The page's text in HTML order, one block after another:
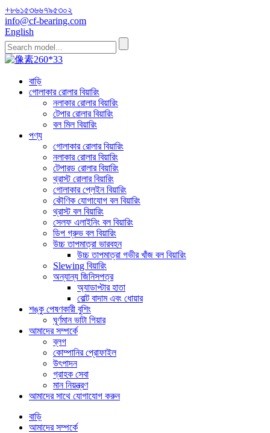
+৮৬১৫৩৬৬৭৯৫৩০২
info@cf-bearing.com
English
বাড়ি
গোলাকার রোলার বিয়ারিং
নলাকার রোলার বিয়ারিং
টেপার রোলার বিয়ারিং
বল মিল বিয়ারিং
পণ্য
গোলাকার রোলার বিয়ারিং
নলাকার রোলার বিয়ারিং
টেপারড রোলার বিয়ারিং
থ্রাস্ট রোলার বিয়ারিং
গোলাকার প্লেইন বিয়ারিং
কৌণিক যোগাযোগ বল বিয়ারিং
থ্রাস্ট বল বিয়ারিং
সেলফ এলাইনিং বল বিয়ারিং
ডিপ গ্রুভ বল বিয়ারিং
উচ্চ তাপমাত্রা ভারবহন
উচ্চ তাপমাত্রা গভীর খাঁজ বল বিয়ারিং
Slewing বিয়ারিং
অন্যান্য জিনিসপত্র
অ্যাডাপ্টার হাতা
বোল্ট বাদাম এবং ধোয়ার
শঙ্কু পেষণকারী বুশিং
ঘূর্ণমান ভাটা গিয়ার
আমাদের সম্পর্কে
ব্লগ
কোম্পানির প্রোফাইল
উৎপাদন
গ্রাহক সেবা
মান নিয়ন্ত্রণ
আমাদের সাথে যোগাযোগ করুন
বাড়ি
আমাদের সম্পর্কে